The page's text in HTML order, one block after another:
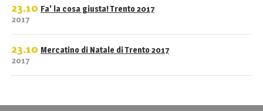
23.10
2017
Fa' la cosa giusta! Trento 2017
23.10
2017
Mercatino di Natale di Trento 2017